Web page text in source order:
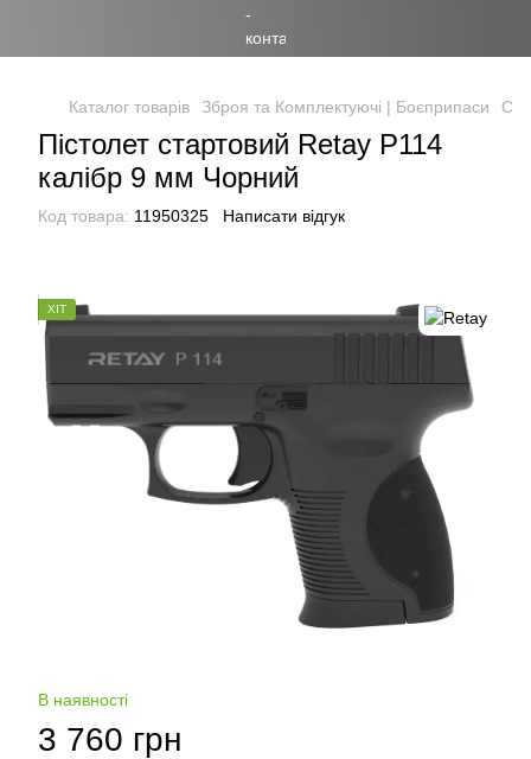
Каталог товарів Зброя та Комплектуючі | Боєприпаси
Пістолет стартовий Retay P114
калібр 9 мм Чорний
Код товара: 11950325 Написати відгук
ХІТ
В наявності
3 760 грн